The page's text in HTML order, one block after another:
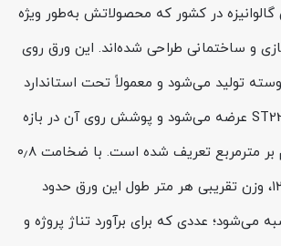
در کشور که محصولاتش به‌طور ویژه
و ساختمانی طراحی شده‌اند. این ورق روی
تولید می‌شود و معمولاً تحت استاندارد
JIS G3302 و گرید ST22 عرضه می‌شود و پوشش روی آن در بازه
حدود ۹۰ تا ۲۷۵ گرم بر مترمربع تعریف شده است. با ضخامت ۰٫۸
میلی‌متر و عرض ۱۲۵۰، وزن تقریبی هر متر طول این ورق حدود
می‌شود؛ عددی که برای برآورد تناژ پروژه و